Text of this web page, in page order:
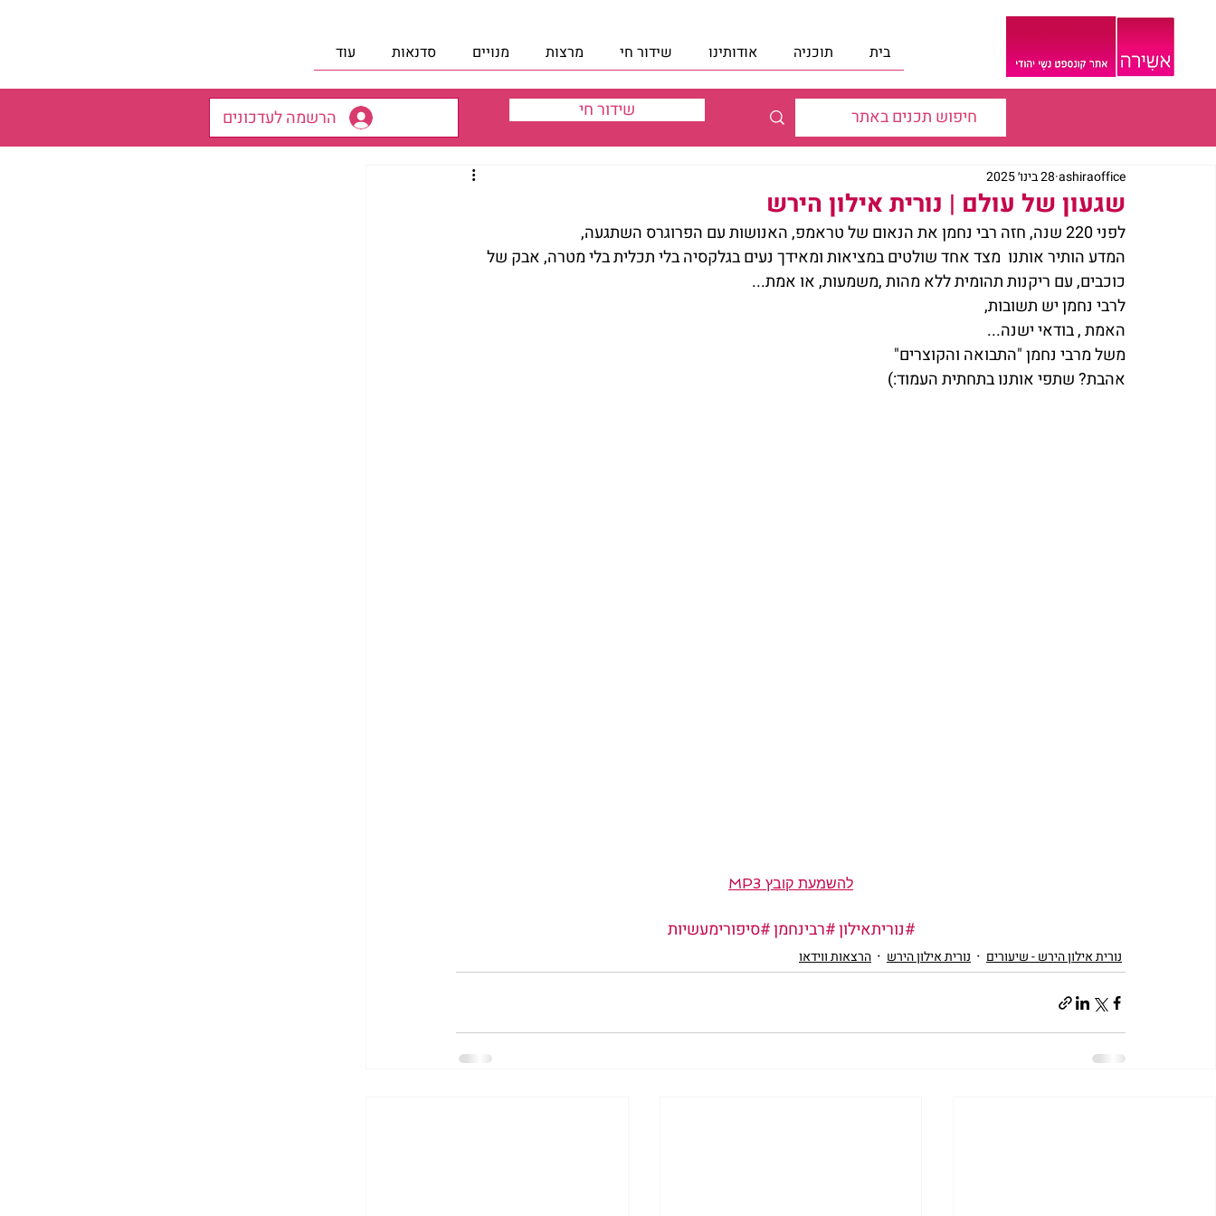
בית תוכניה אודותינו שידור חי מרצות מנויים סדנאות עוד
הרשמה לעדכונים שידור חי
שגעון של עולם | נורית אילון הירש
ashiraoffice 28 בינו׳ 2025
לפני 220 שנה, חזה רבי נחמן את הנאום של טראמפ, האנושות עם הפרוגרס השתגעה,
המדע הותיר אותנו  מצד אחד שולטים במציאות ומאידך נעים בגלקסיה בלי תכלית בלי מטרה, אבק של
כוכבים, עם ריקנות תהומית ללא מהות ,משמעות, או אמת...
לרבי נחמן יש תשובות,
האמת , בודאי ישנה...
משל מרבי נחמן "התבואה והקוצרים"
אהבת? שתפי אותנו בתחתית העמוד:)
להשמעת קובץ MP3
#נוריתאילון#רבינחמן#סיפורימעשיות
נורית אילון הירש - שיעורים נורית אילון הירש הרצאות ווידאו